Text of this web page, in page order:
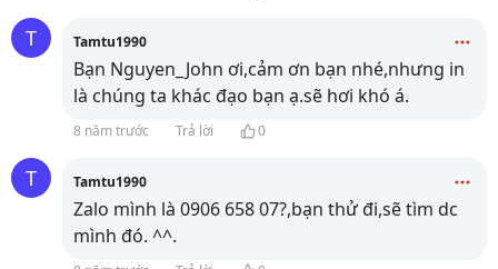
T Tamtu1990
Bạn Nguyen_John ơi,cảm ơn bạn nhé,nhưng in
là chúng ta khác đạo bạn ạ.sẽ hơi khó á.
8 năm trước Trả lời 0
T Tamtu1990
Zalo mình là 0906 658 07?,bạn thử đi,sẽ tìm dc
mình đó. ^^.